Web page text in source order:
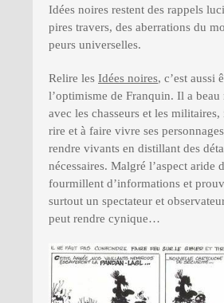
Idées noires restent des rappels
pires travers, des aberrations du
peurs universelles.
Relire les Idées noires, c’est aussi
l’optimisme de Franquin. Il a beau
avec les chasseurs et les
rire et à faire vivre ses
rendre vivants en distillant des
nécessaires. Malgré l’aspect aride
fourmillent d’informations et
surtout un spectateur et
peut rendre cynique…